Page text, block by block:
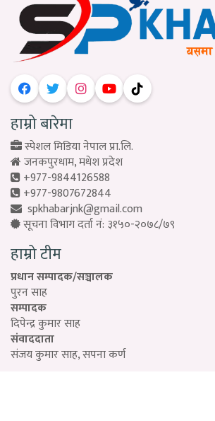
हाम्रो बारेमा
स्पेशल मिडिया नेपाल प्रा.लि.
जनकपुरधाम, मधेश प्रदेश
+977-9844126588
+977-9807672844
spkhabarjnk@gmail.com
सूचना विभाग दर्ता नं: ३१५०-२०७८/७९
हाम्रो टीम
प्रधान सम्पादक/सञ्चालक
पुरन साह
सम्पादक
दिपेन्द्र कुमार साह
संवाददाता
संजय कुमार साह, सपना कर्ण